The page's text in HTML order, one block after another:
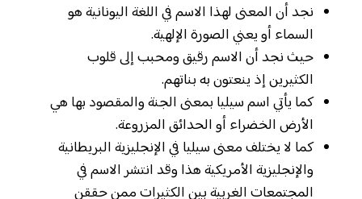
نجد أن المعنى لهذا الاسم في اللغة اليونانية هو
السماء أو يعني الصورة الإلهية.
حيث نجد أن الاسم رقيق ومحبب إلى قلوب
الكثيرين إذ ينعتون به بناتهم.
كما يأتي اسم سيليا بمعنى الجنة والمقصود بها هي
الأرض الخضراء أو الحدائق المزروعة.
كما لا يختلف معنى سيليا في الإنجليزية البريطانية
والإنجليزية الأمريكية هذا وقد انتشر الاسم في
المجتمعات الغربية بين الكثيرات ممن حققن